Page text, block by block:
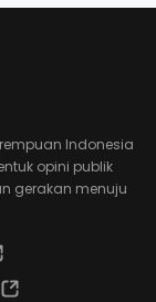
Indonesia
opini publik
gerakan menuju